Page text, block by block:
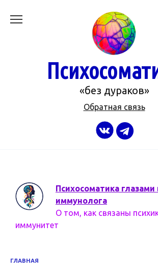
«без дураков»
Обратная связь
Психосоматика глазами
иммунолога
О том, как связаны
иммунитет
ГЛАВНАЯ